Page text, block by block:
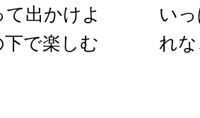
出かけよ
下で楽しむ
い
れ